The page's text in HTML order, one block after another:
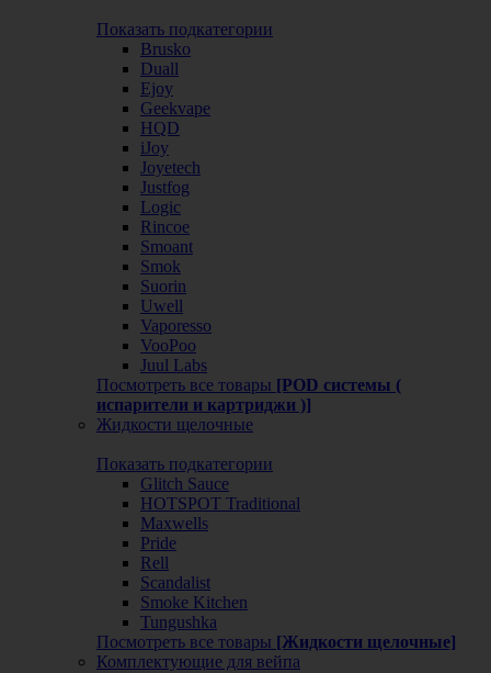
Показать подкатегории
Brusko
Duall
Ejoy
Geekvape
HQD
iJoy
Joyetech
Justfog
Logic
Rincoe
Smoant
Smok
Suorin
Uwell
Vaporesso
VooPoo
Juul Labs
Посмотреть все товары [POD системы (
испарители и картриджи )]
Жидкости щелочные
Показать подкатегории
Glitch Sauce
HOTSPOT Traditional
Maxwells
Pride
Rell
Scandalist
Smoke Kitchen
Tungushka
Посмотреть все товары [Жидкости щелочные]
Комплектующие для вейпа